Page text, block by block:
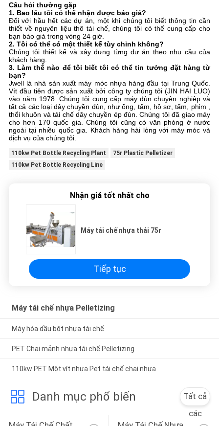
Câu hỏi thường gặp
1. Bao lâu tôi có thể nhận được báo giá?
Đối với hầu hết các dự án, một khi chúng tôi biết thông tin cần
thiết về nguyên liệu thô tái chế, chúng tôi có thể cung cấp cho
bạn báo giá trong vòng 24 giờ.
2. Tôi có thể có một thiết kế tùy chỉnh không?
Chúng tôi thiết kế và xây dựng từng dự án theo nhu cầu của
khách hàng.
3. Làm thế nào để tôi biết tôi có thể tin tưởng đặt hàng từ
bạn?
Jwell là nhà sản xuất máy móc nhựa hàng đầu tại Trung Quốc.
Vít đầu tiên được sản xuất bởi công ty chúng tôi (JIN HAI LUO)
vào năm 1978. Chúng tôi cung cấp máy đùn chuyên nghiệp và
tất cả các loại dây chuyền đùn, như ống, tấm, hồ sơ, tấm, phim ,
thổi khuôn và tái chế dây chuyền ép đùn. Chúng tôi đã giao máy
cho hơn 170 quốc gia. Chúng tôi cũng có văn phòng ở nước
ngoài tại nhiều quốc gia. Khách hàng hài lòng với máy móc và
dịch vụ của chúng tôi.
110kw Pet Bottle Recycling Plant
75r Plastic Pelletizer
110kw Pet Bottle Recycling Line
Nhận giá tốt nhất cho
Máy tái chế nhựa thải 75r
Tiếp tục
Máy tái chế nhựa Pelletizing
Máy hóa dầu bột nhựa tái chế
PET Chai mảnh nhựa tái chế Pelletizing
110kw PET Một vít nhựa Pet tái chế chai nhựa
Danh mục phổ biến
Tất cả
các